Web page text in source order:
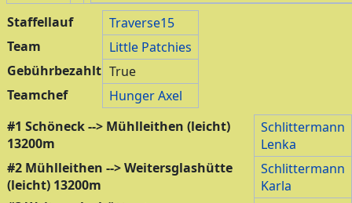
Staffellauf
Traverse15
Team
Little Patchies
Gebührbezahlt True
Teamchef
Hunger Axel
#1 Schöneck --> Mühlleithen (leicht)
13200m
Schlittermann
Lenka
#2 Mühlleithen --> Weitersglashütte
(leicht) 13200m
Schlittermann
Karla